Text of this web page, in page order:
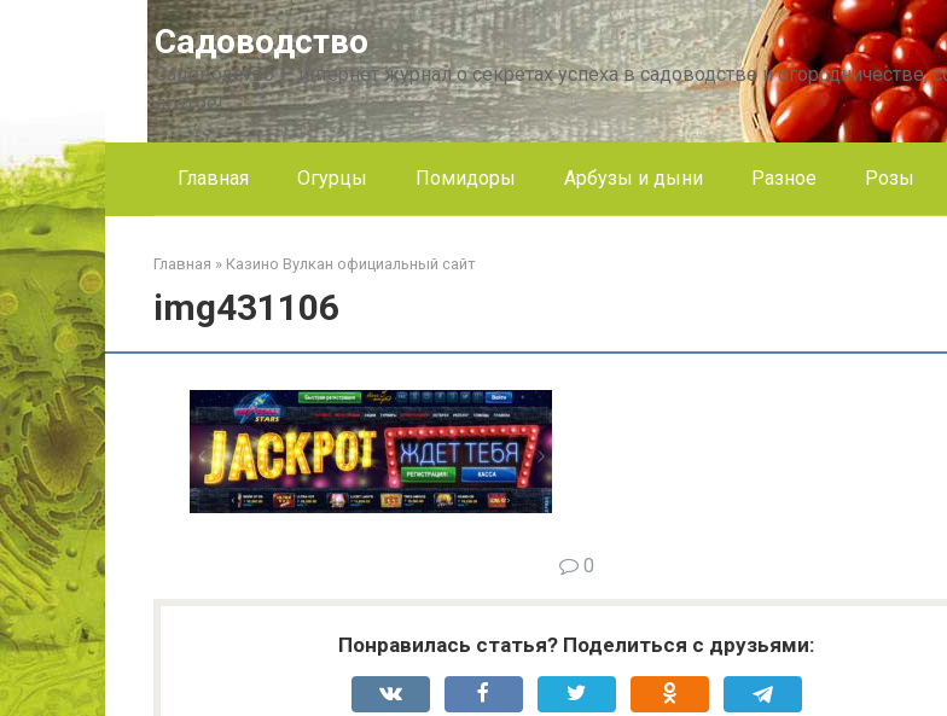
Садоводство
Садоводство — интернет журнал о секретах успеха в садоводстве и огородничестве,
другое!
Главная Огурцы Помидоры Арбузы и дыни Разное Розы
Главная » Казино Вулкан официальный сайт
img431106
0
Понравилась статья? Поделиться с друзьями: